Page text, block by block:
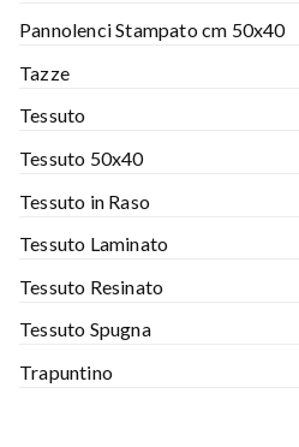
Pannolenci Stampato cm 50x40
Tazze
Tessuto
Tessuto 50x40
Tessuto in Raso
Tessuto Laminato
Tessuto Resinato
Tessuto Spugna
Trapuntino